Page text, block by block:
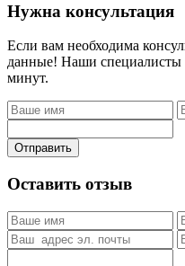
Нужна консультация
Если вам необходима
данные! Наши специалисты
минут.
Отправить
Оставить отзыв